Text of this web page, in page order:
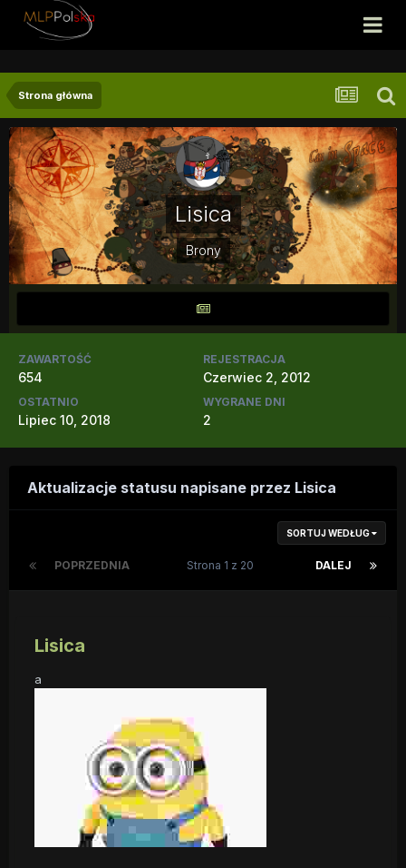
Strona główna
Lisica
Brony
ZAWARTOŚĆ
654
REJESTRACJA
Czerwiec 2, 2012
OSTATNIO
Lipiec 10, 2018
WYGRANE DNI
2
Aktualizacje statusu napisane przez Lisica
SORTUJ WEDŁUG
POPRZEDNIA DALEJ
Strona 1 z 20
Lisica
a